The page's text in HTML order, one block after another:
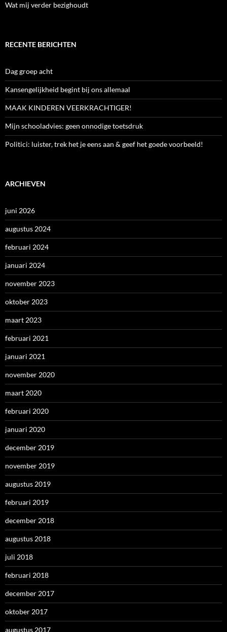
Wat mij verder bezighoudt
RECENTE BERICHTEN
Dag groep acht
Kansengelijkheid begint bij ons allemaal
MAAK KINDEREN VEERKRACHTIGER!
Mijn schooladvies: geen onnodige toetsdruk
Politici: luister, trek het je eens aan & geef het goede voorbeeld!
ARCHIEVEN
juni 2026
augustus 2024
februari 2024
januari 2024
november 2023
oktober 2023
maart 2023
februari 2021
januari 2021
november 2020
maart 2020
februari 2020
januari 2020
december 2019
november 2019
augustus 2019
februari 2019
december 2018
augustus 2018
juli 2018
februari 2018
december 2017
oktober 2017
augustus 2017